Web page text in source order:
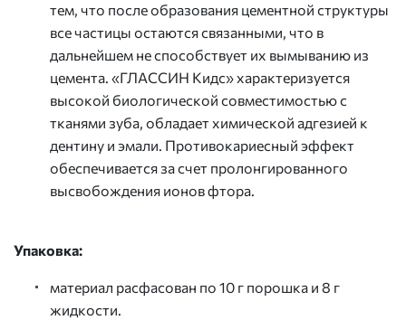
тем, что после образования цементной структуры
все частицы остаются связанными, что в
дальнейшем не способствует их вымыванию из
цемента. «ГЛАССИН Кидс» характеризуется
высокой биологической совместимостью с
тканями зуба, обладает химической адгезией к
дентину и эмали. Противокариесный эффект
обеспечивается за счет пролонгированного
высвобождения ионов фтора.
Упаковка:
материал расфасован по 10 г порошка и 8 г
жидкости.